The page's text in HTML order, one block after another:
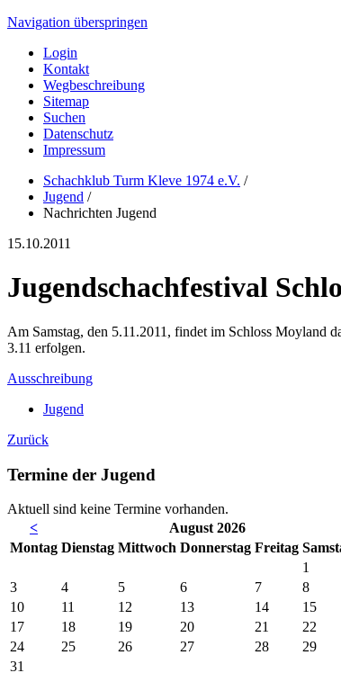
Navigation überspringen
Login
Kontakt
Wegbeschreibung
Sitemap
Suchen
Datenschutz
Impressum
Schachklub Turm Kleve 1974 e.V. /
Jugend /
Nachrichten Jugend
15.10.2011
Jugendschachfestival
Am Samstag, den 5.11.2011, findet im Schloss Moyland
3.11 erfolgen.
Ausschreibung
Jugend
Zurück
Termine der Jugend
Aktuell sind keine Termine vorhanden.
<
August 2026
Montag Dienstag Mittwoch Donnerstag Freitag Sa
1
3
4 5 6 7 8
10
11 12 13 14 15
17
18 19 20 21 22
24
25 26 27 28 29
31